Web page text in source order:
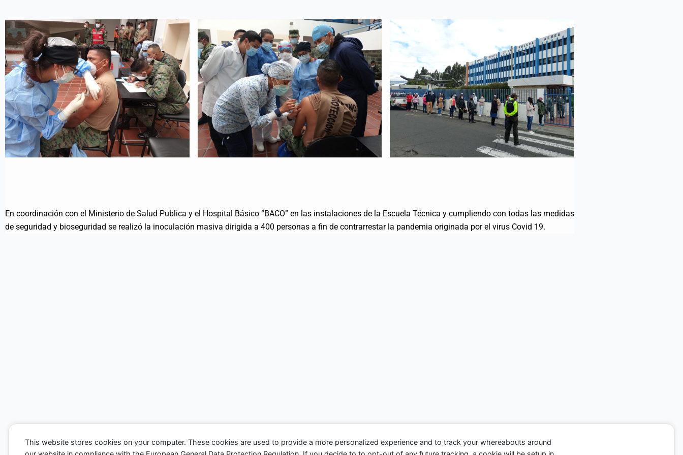
En coordinación con el Ministerio de Salud Publica y el Hospital Básico “BACO” en las instalaciones de la Escuela Técnica y cumpliendo con todas las medidas
de seguridad y bioseguridad se realizó la inoculación masiva dirigida a 400 personas a fin de contrarrestar la pandemia originada por el virus Covid 19.
This website stores cookies on your computer. These cookies are used to provide a more personalized experience and to track your whereabouts around